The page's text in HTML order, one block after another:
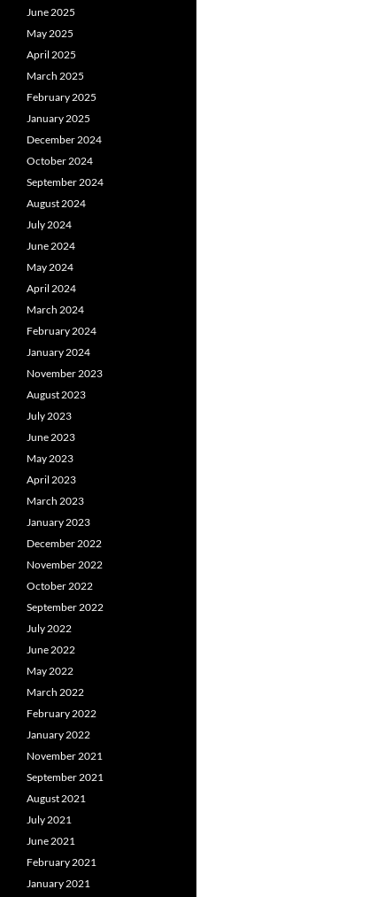
June 2025
May 2025
April 2025
March 2025
February 2025
January 2025
December 2024
October 2024
September 2024
August 2024
July 2024
June 2024
May 2024
April 2024
March 2024
February 2024
January 2024
November 2023
August 2023
July 2023
June 2023
May 2023
April 2023
March 2023
January 2023
December 2022
November 2022
October 2022
September 2022
July 2022
June 2022
May 2022
March 2022
February 2022
January 2022
November 2021
September 2021
August 2021
July 2021
June 2021
February 2021
January 2021